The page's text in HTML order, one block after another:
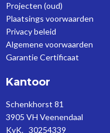
Projecten (oud)
Plaatsings voorwaarden
Privacy beleid
Algemene voorwaarden
Garantie Certificaat
Kantoor
Schenkhorst 81
3905 VH Veenendaal
KvK. 30254339